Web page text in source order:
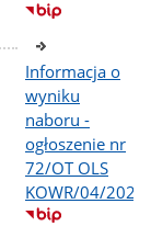
Informacja o
wyniku
naboru -
ogłoszenie nr
72/OT OLS
KOWR/04/2026